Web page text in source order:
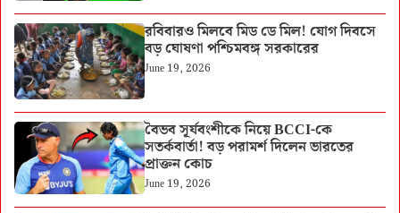
রবিবারও মিলবে মিড ডে মিল! যোগ দিবসে
বড় ঘোষণা পশ্চিমবঙ্গ সরকারের
June 19, 2026
বৈভব সূর্যবংশীকে নিয়ে BCCI-কে
সতর্কবার্তা! বড় পরামর্শ দিলেন ভারতের
প্রাক্তন কোচ
June 19, 2026